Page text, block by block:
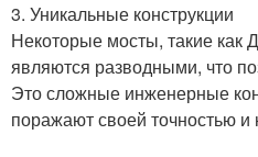
3. Уникальные конструкции
Некоторые мосты, такие как
являются разводными, что
Это сложные инженерные
поражают своей точностью